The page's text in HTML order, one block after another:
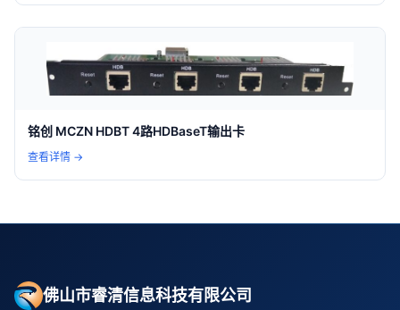
铭创 MCZN HDBT 4路HDBaseT输出卡
查看详情 →
佛山市睿清信息科技有限公司